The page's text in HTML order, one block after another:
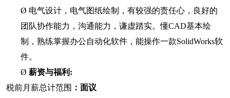
Ø 电气设计，电气图纸绘制，有较强的责任心，良好的
团队协作能力，沟通能力，谦虚踏实。懂CAD基本绘
制，熟练掌握办公自动化软件，能操作一款SolidWorks软
件。
Ø 薪资与福利 :
税前月薪总计范围 ：面议